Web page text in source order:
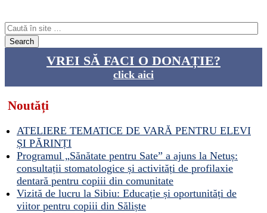
VREI SĂ FACI O DONAȚIE?
click aici
Noutăți
ATELIERE TEMATICE DE VARĂ PENTRU ELEVI
ȘI PĂRINȚI
Programul „Sănătate pentru Sate” a ajuns la Netuș:
consultații stomatologice și activități de profilaxie
dentară pentru copiii din comunitate
Vizită de lucru la Sibiu: Educație și oportunități de
viitor pentru copiii din Săliște